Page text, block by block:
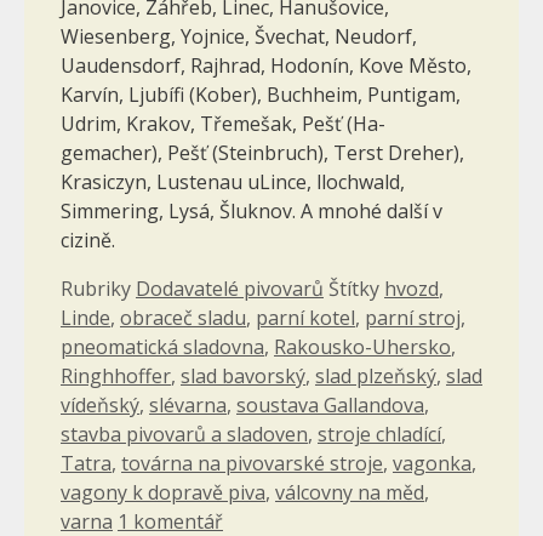
Janovice, Záhřeb, Linec, Hanušovice,
Wiesenberg, Yojnice, Švechat, Neudorf,
Uaudensdorf, Rajhrad, Hodonín, Kove Město,
Karvín, Ljubífi (Kober), Buchheim, Puntigam,
Udrim, Kra­kov, Třemešak, Pešť (Ha-
gemacher), Pešť (Steinbruch), Terst Dreher),
Krasiczyn, Lustenau uLince, llochwald,
Simmering, Lysá, Šluknov. A mnohé další v
cizině.
Rubriky Dodavatelé pivovarů Štítky hvozd,
Linde, obraceč sladu, parní kotel, parní stroj,
pneomatická sladovna, Rakousko-Uhersko,
Ringhhoffer, slad bavorský, slad plzeňský, slad
vídeňský, slévarna, soustava Gallandova,
stavba pivovarů a sladoven, stroje chladící,
Tatra, továrna na pivovarské stroje, vagonka,
vagony k dopravě piva, válcovny na měd,
varna 1 komentář